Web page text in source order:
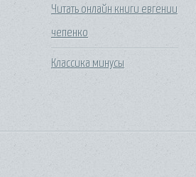
Читать онлайн книги евгении
чепенко
Классика минусы